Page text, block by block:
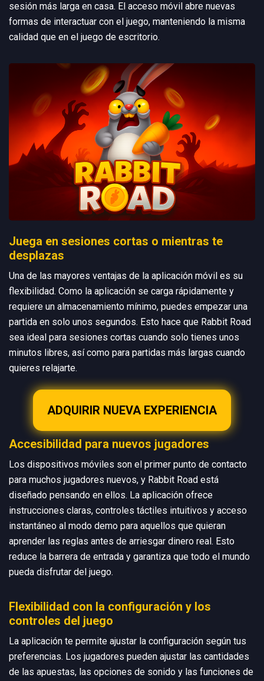
sesión más larga en casa. El acceso móvil abre nuevas
formas de interactuar con el juego, manteniendo la misma
calidad que en el juego de escritorio.
Juega en sesiones cortas o mientras te
desplazas
Una de las mayores ventajas de la aplicación móvil es su
flexibilidad. Como la aplicación se carga rápidamente y
requiere un almacenamiento mínimo, puedes empezar una
partida en solo unos segundos. Esto hace que Rabbit Road
sea ideal para sesiones cortas cuando solo tienes unos
minutos libres, así como para partidas más largas cuando
quieres relajarte.
ADQUIRIR NUEVA EXPERIENCIA
Accesibilidad para nuevos jugadores
Los dispositivos móviles son el primer punto de contacto
para muchos jugadores nuevos, y Rabbit Road está
diseñado pensando en ellos. La aplicación ofrece
instrucciones claras, controles táctiles intuitivos y acceso
instantáneo al modo demo para aquellos que quieran
aprender las reglas antes de arriesgar dinero real. Esto
reduce la barrera de entrada y garantiza que todo el mundo
pueda disfrutar del juego.
Flexibilidad con la configuración y los
controles del juego
La aplicación te permite ajustar la configuración según tus
preferencias. Los jugadores pueden ajustar las cantidades
de las apuestas, las opciones de sonido y las funciones de